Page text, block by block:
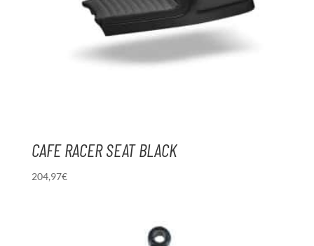
CAFE RACER SEAT BLACK
204,97€